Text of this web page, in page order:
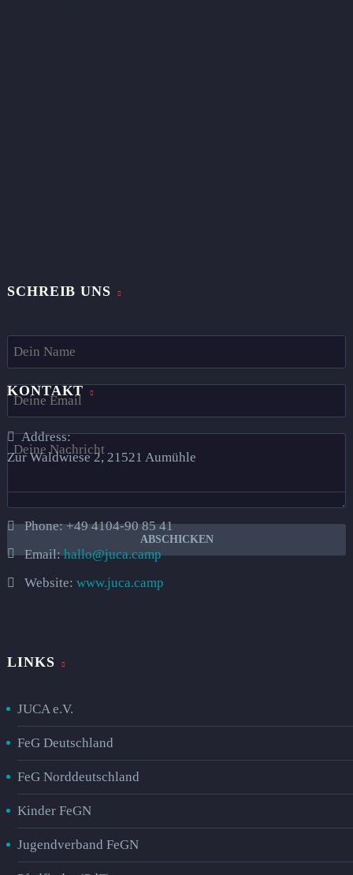
SCHREIB UNS
KONTAKT
Address:
Zur Waldwiese 2, 21521 Aumühle​
Phone:+49 4104-90 85 41
Email:hallo@juca.camp
Website: www.juca.camp
LINKS
JUCA e.V.
FeG Deutschland
FeG Norddeutschland
Kinder FeGN
Jugendverband FeGN